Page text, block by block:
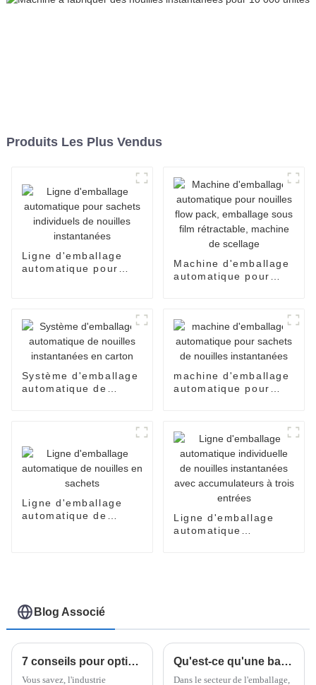
Produits Les Plus Vendus
Ligne d'emballage
automatique pour
Machine d'emballage
automatique pour
de scellage
Système d'emballage
automatique de
machine d'emballage
automatique pour
Ligne d'emballage
automatique de
Ligne d'emballage
automatique
Blog Associé
7 conseils pour optimiser la production avec la meilleure machine à nouilles instantanées
Vous savez, l'industrie
Qu'est-ce qu'une banderoleuse horizontale de palettes et comment peut-elle améliorer l'efficacité de l'emballage de 30 % ?
Dans le secteur de l'emballage,